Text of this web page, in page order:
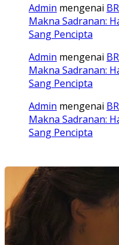
Admin mengenai
Makna Sadranan:
Sang Pencipta
Admin mengenai
Makna Sadranan:
Sang Pencipta
Admin mengenai
Makna Sadranan:
Sang Pencipta